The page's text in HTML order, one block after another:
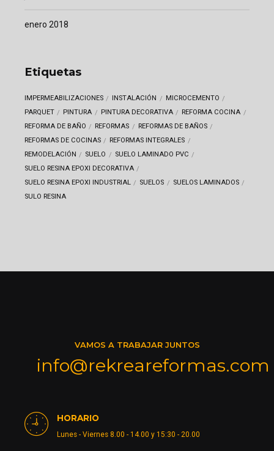
enero 2018
Etiquetas
IMPERMEABILIZACIONES INSTALACIÓN
MICROCEMENTO
PARQUET
PINTURA PINTURA DECORATIVA
REFORMA COCINA
REFORMA DE BAÑO
REFORMAS
REFORMAS DE BAÑOS
REFORMAS DE COCINAS
REFORMAS INTEGRALES
REMODELACIÓN
SUELO
SUELO LAMINADO PVC
SUELO RESINA EPOXI DECORATIVA
SUELO RESINA EPOXI INDUSTRIAL
SUELOS
SUELOS LAMINADOS
SULO RESINA
VAMOS A TRABAJAR JUNTOS
info@rekreareformas.com
HORARIO
Lunes - Viernes 8.00 - 14.00 y 15:30 - 20.00